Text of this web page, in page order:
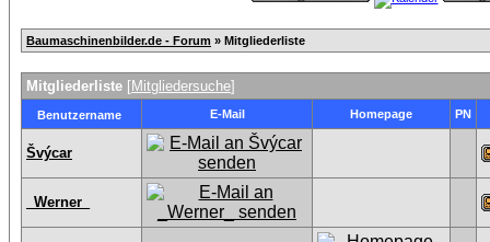
Baumaschinenbilder.de - Forum » Mitgliederliste
Mitgliederliste [Mitgliedersuche]
Benutzername E-Mail Homepage PN
Švýcar
_Werner_